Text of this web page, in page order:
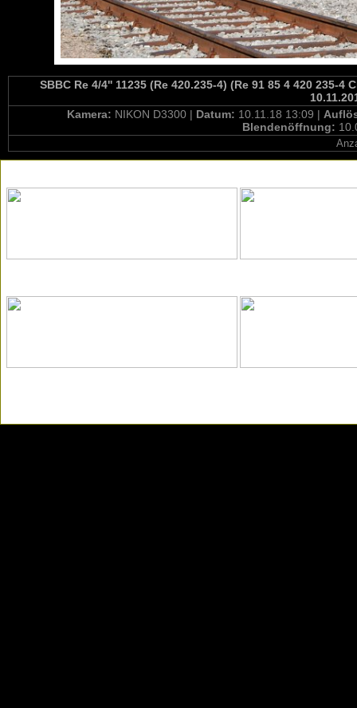
SBBC Re 4/4'' 11235 (Re 420.235-4) (Re 91 85 4 420 235-4
Kamera: NIKON D3300 | Datum: 10.11.18 13:09 |
Blendenöffnung: